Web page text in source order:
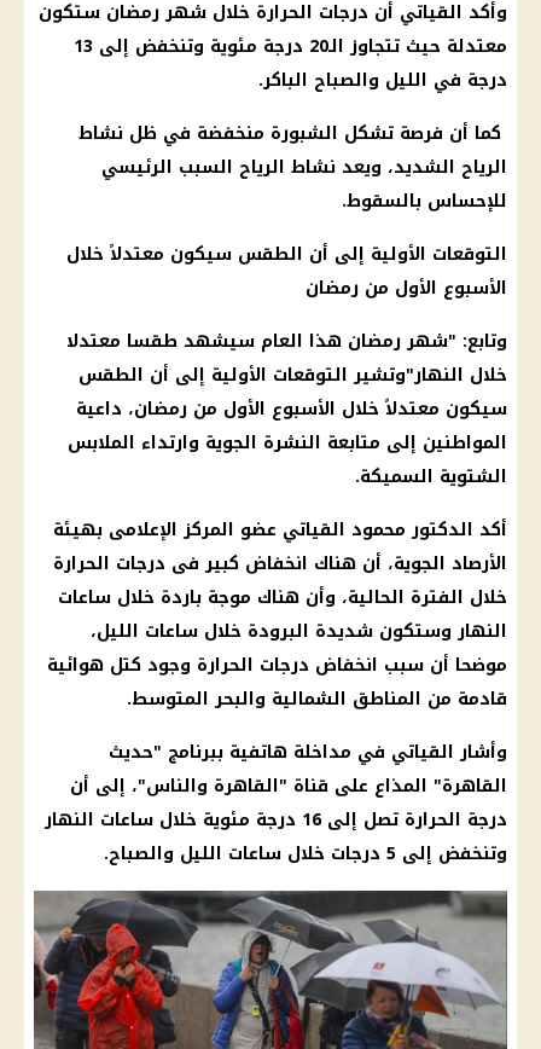
وأكد القياتي أن درجات الحرارة خلال شهر رمضان ستكون
معتدلة حيث تتجاوز الـ20 درجة مئوية وتنخفض إلى 13
درجة في الليل والصباح الباكر.
كما أن فرصة تشكل الشبورة منخفضة في ظل نشاط
الرياح الشديد، ويعد نشاط الرياح السبب الرئيسي
للإحساس بالسقوط.
التوقعات الأولية إلى أن الطقس سيكون معتدلاً خلال
الأسبوع الأول من رمضان
وتابع: "شهر رمضان هذا العام سيشهد طقسا معتدلا
خلال النهار"وتشير التوقعات الأولية إلى أن الطقس
سيكون معتدلاً خلال الأسبوع الأول من رمضان، داعية
المواطنين إلى متابعة النشرة الجوية وارتداء الملابس
الشتوية السميكة.
أكد الدكتور محمود القياتي عضو المركز الإعلامى بهيئة
الأرصاد الجوية، أن هناك انخفاض كبير فى درجات الحرارة
خلال الفترة الحالية، وأن هناك موجة باردة خلال ساعات
النهار وستكون شديدة البرودة خلال ساعات الليل،
موضحا أن سبب انخفاض درجات الحرارة وجود كتل هوائية
قادمة من المناطق الشمالية والبحر المتوسط.
وأشار القياتي في مداخلة هاتفية ببرنامج "حديث
القاهرة" المذاع على قناة "القاهرة والناس"، إلى أن
درجة الحرارة
تصل إلى 16 درجة مئوية خلال ساعات النهار
وتنخفض إلى 5 درجات خلال ساعات الليل والصباح.